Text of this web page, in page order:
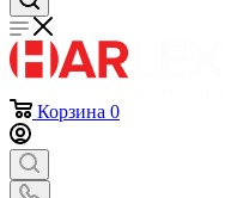
Корзина 0